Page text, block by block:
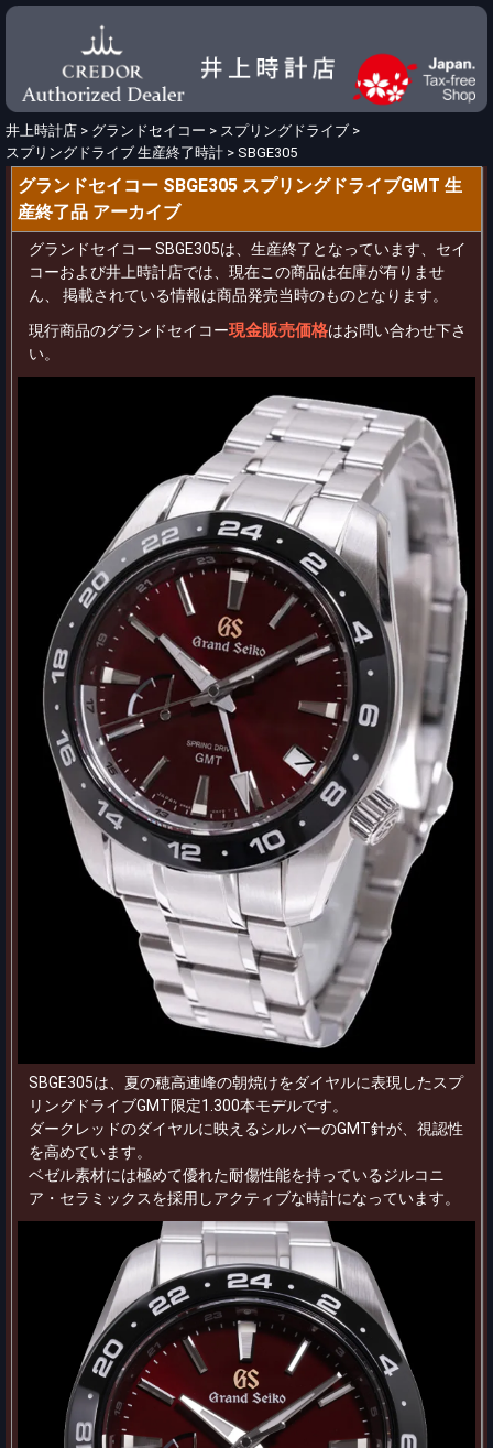
井上時計店 > グランドセイコー > スプリングドライブ >
スプリングドライブ 生産終了時計 > SBGE305
グランドセイコー SBGE305 スプリングドライブGMT 生
産終了品 アーカイブ
グランドセイコー SBGE305は、生産終了となっています、セイ
コーおよび井上時計店では、現在この商品は在庫が有りませ
ん、 掲載されている情報は商品発売当時のものとなります。
現行商品のグランドセイコー現金販売価格はお問い合わせ下さ
い。
SBGE305は、夏の穂高連峰の朝焼けをダイヤルに表現したスプ
リングドライブGMT限定1.300本モデルです。
ダークレッドのダイヤルに映えるシルバーのGMT針が、視認性
を高めています。
ベゼル素材には極めて優れた耐傷性能を持っているジルコニ
ア・セラミックスを採用しアクティブな時計になっています。